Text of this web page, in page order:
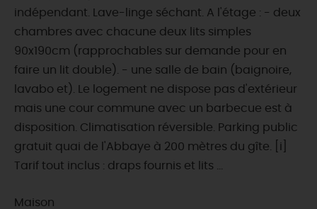
indépendant. Lave-linge séchant. A l'étage : - deux
chambres avec chacune deux lits simples
90x190cm (rapprochables sur demande pour en
faire un lit double). - une salle de bain (baignoire,
lavabo et). Le logement ne dispose pas d'extérieur
mais une cour commune avec un barbecue est à
disposition. Climatisation réversible. Parking public
gratuit quai de l'Abbaye à 200 mètres du gîte. [i]
Tarif tout inclus : draps fournis et lits ...
Maison